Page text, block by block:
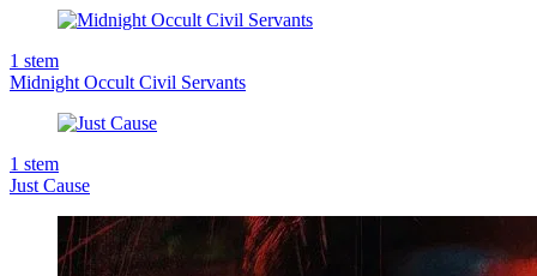
1 stem
Midnight Occult Civil Servants
1 stem
Just Cause